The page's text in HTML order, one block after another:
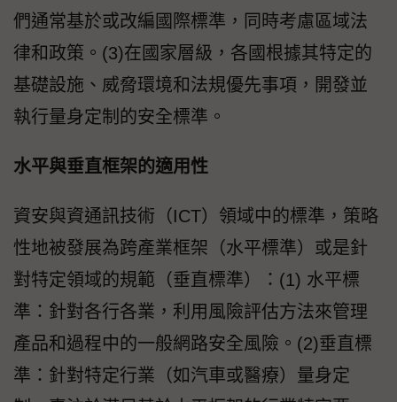
們通常基於或改編國際標準，同時考慮區域法
律和政策。(3)在國家層級，各國根據其特定的
基礎設施、威脅環境和法規優先事項，開發並
執行量身定制的安全標準。
水平與垂直框架的適用性
資安與資通訊技術（ICT）領域中的標準，策略
性地被發展為跨產業框架（水平標準）或是針
對特定領域的規範（垂直標準）：(1) 水平標
準：針對各行各業，利用風險評估方法來管理
產品和過程中的一般網路安全風險。(2)垂直標
準：針對特定行業（如汽車或醫療）量身定